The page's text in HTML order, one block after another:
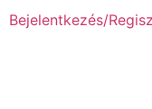
Bejelentkezés/